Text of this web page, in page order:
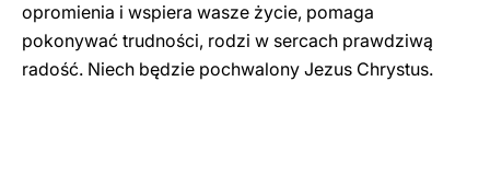
opromienia i wspiera wasze życie, pomaga
pokonywać trudności, rodzi w sercach prawdziwą
radość. Niech będzie pochwalony Jezus Chrystus.